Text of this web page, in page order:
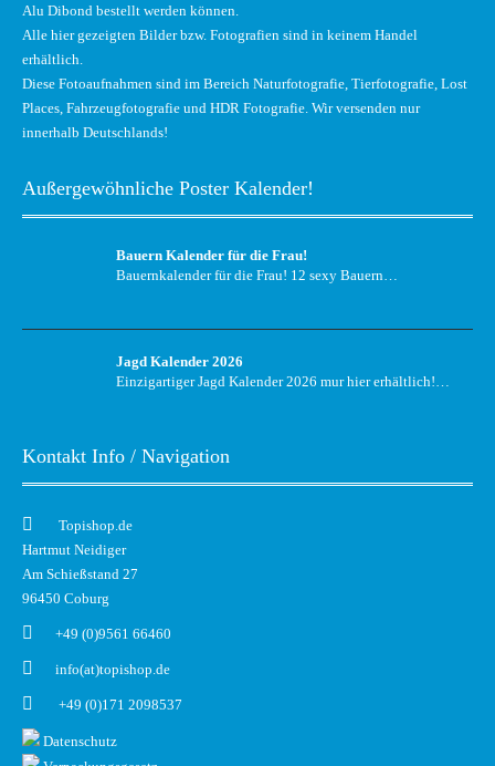
Alu Dibond bestellt werden können.
Alle hier gezeigten Bilder bzw. Fotografien sind in keinem Handel
erhältlich.
Diese Fotoaufnahmen sind im Bereich Naturfotografie, Tierfotografie, Lost
Places, Fahrzeugfotografie und HDR Fotografie. Wir versenden nur
innerhalb Deutschlands!
Außergewöhnliche Poster Kalender!
Bauern Kalender für die Frau!
Bauernkalender für die Frau! 12 sexy Bauern…
Jagd Kalender 2026
Einzigartiger Jagd Kalender 2026 mur hier erhältlich!…
Kontakt Info / Navigation
Topishop.de
Hartmut Neidiger
Am Schießstand 27
96450 Coburg
+49 (0)9561 66460
info(at)topishop.de
+49 (0)171 2098537
Datenschutz